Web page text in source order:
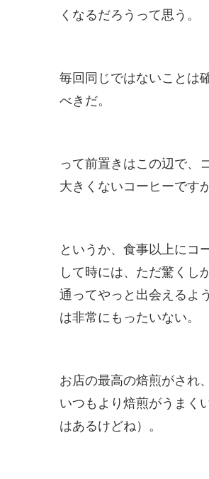
くなるだろうって思う。
毎回同じではないことは
べきだ。
って前置きはこの辺で、
大きくないコーヒーです
というか、食事以上にコ
して時には、ただ驚くし
通ってやっと出会えるよ
は非常にもったいない。
お店の最高の焙煎がされ
いつもより焙煎がうまく
はあるけどね）。